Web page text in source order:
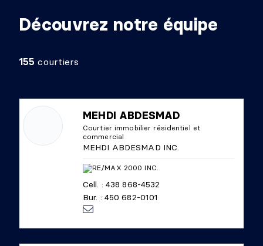
Découvrez notre équipe
155 courtiers
MEHDI ABDESMAD
Courtier immobilier résidentiel et
commercial
MEHDI ABDESMAD INC.
Cell. : 438 868-4532
Bur. : 450 682-0101